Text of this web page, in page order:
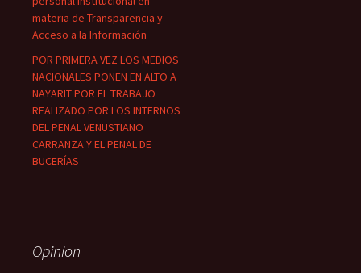
materia de Transparencia y
Acceso a la Información
POR PRIMERA VEZ LOS MEDIOS
NACIONALES PONEN EN ALTO A
NAYARIT POR EL TRABAJO
REALIZADO POR LOS INTERNOS
DEL PENAL VENUSTIANO
CARRANZA Y EL PENAL DE
BUCERÍAS
Opinion